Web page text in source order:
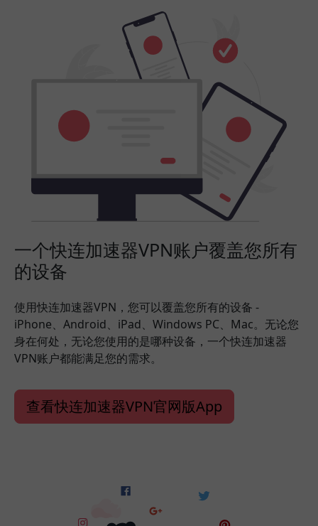
一个快连加速器VPN账户覆盖您所有
的设备
使用快连加速器VPN，您可以覆盖您所有的设备 -
iPhone、Android、iPad、Windows PC、Mac。无论您
身在何处，无论您使用的是哪种设备，一个快连加速器
VPN账户都能满足您的需求。
查看快连加速器VPN官网版App